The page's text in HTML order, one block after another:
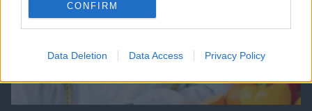
CONFIRM
Data Deletion Data Access Privacy Policy